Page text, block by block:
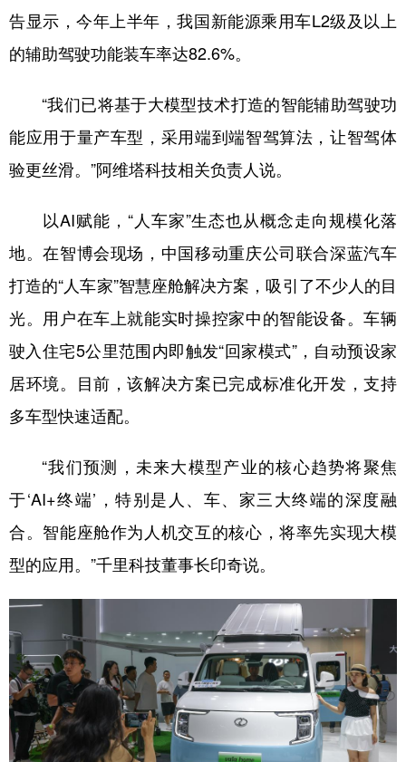
告显示，今年上半年，我国新能源乘用车L2级及以上
的辅助驾驶功能装车率达82.6%。
“我们已将基于大模型技术打造的智能辅助驾驶功
能应用于量产车型，采用端到端智驾算法，让智驾体
验更丝滑。”阿维塔科技相关负责人说。
以AI赋能，“人车家”生态也从概念走向规模化落
地。在智博会现场，中国移动重庆公司联合深蓝汽车
打造的“人车家”智慧座舱解决方案，吸引了不少人的目
光。用户在车上就能实时操控家中的智能设备。车辆
驶入住宅5公里范围内即触发“回家模式”，自动预设家
居环境。目前，该解决方案已完成标准化开发，支持
多车型快速适配。
“我们预测，未来大模型产业的核心趋势将聚焦
于‘AI+终端’，特别是人、车、家三大终端的深度融
合。智能座舱作为人机交互的核心，将率先实现大模
型的应用。”千里科技董事长印奇说。